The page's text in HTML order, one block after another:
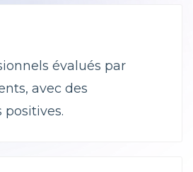
évalués par
avec des
positives.